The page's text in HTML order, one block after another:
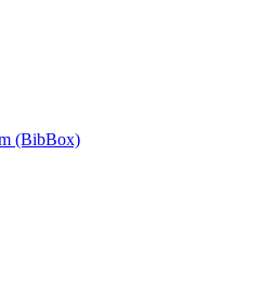
(BibBox)